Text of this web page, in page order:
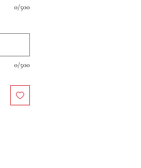
0/500
0/500